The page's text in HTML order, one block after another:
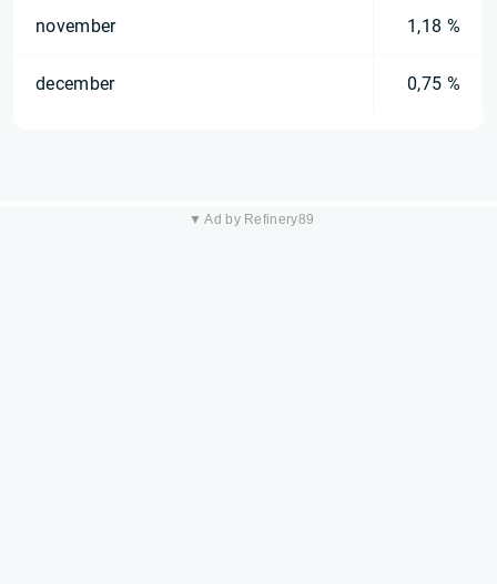
november 1,18 %
december 0,75 %
▼ Ad by Refinery89